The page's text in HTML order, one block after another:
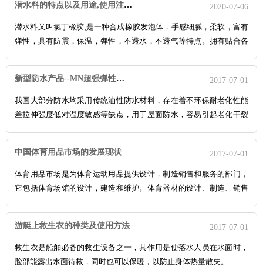
潜水料的特点以及用途,使用注意事项 2020-07-06
潜水料又叫氯丁橡胶,是一种合成橡胶发泡体，手感细腻，柔软，富有
弹性，具有防震，保温，弹性，不透水，不透气等特点。拥有贴合各
新型防水产品--MN超强弹性防水材料
2017-07-01
我国大部分防水均采用传统油性防水材料，存在着不环保耐老化性能
差拉伸强度低对温度敏感等缺点，用于屋面防水，容易引起老化干裂
中国体育用品市场的发展现状
2017-07-01
体育用品市场是为体育运动用品提供设计，制造销售和服务的部门，
它包括体育场馆的设计，建造和维护。体育器材的设计、制造、销售
游艇上救生衣的种类及使用方法 2017-07-01
救生衣是船舶必备的救生设备之一，其作用是使落水人员在水面时，
脸部能露出水面待救，同时也可以保暖，以防止身体热量散失。